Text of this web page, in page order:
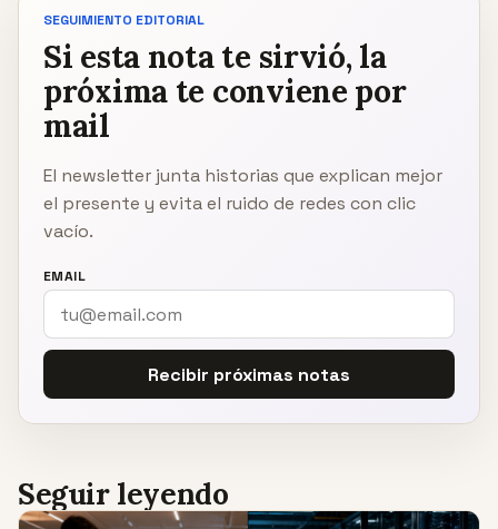
SEGUIMIENTO EDITORIAL
Si esta nota te sirvió, la
próxima te conviene por
mail
El newsletter junta historias que explican mejor
el presente y evita el ruido de redes con clic
vacío.
EMAIL
Recibir próximas notas
Seguir leyendo